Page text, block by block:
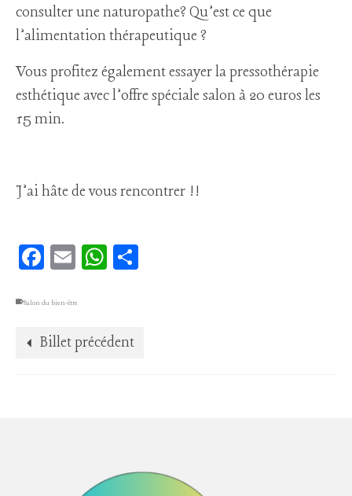
consulter une naturopathe? Qu’est ce que
l’alimentation thérapeutique ?
Vous profitez également essayer la pressothérapie
esthétique avec l’offre spéciale salon à 20 euros les
15 min.
J’ai hâte de vous rencontrer !!
Facebook
EmailWhatsApp
Salon du bien-être
Billet précédent